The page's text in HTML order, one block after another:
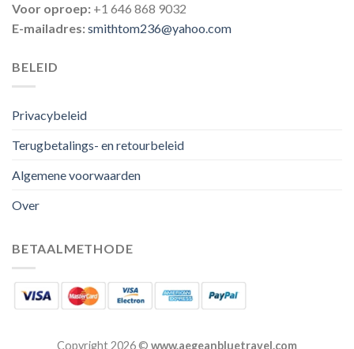
Voor oproep: +1 646 868 9032
E-mailadres:smithtom236@yahoo.com
BELEID
Privacybeleid
Terugbetalings- en retourbeleid
Algemene voorwaarden
Over
BETAALMETHODE
Copyright 2026 © www.aegeanbluetravel.com